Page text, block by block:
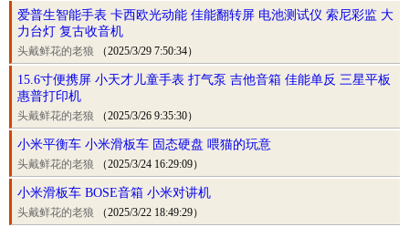
爱普生智能手表 卡西欧光动能 佳能翻转屏 电池测试仪 索尼彩监 大
力台灯 复古收音机
头戴鲜花的老狼 （2025/3/29 7:50:34）
15.6寸便携屏 小天才儿童手表 打气泵 吉他音箱 佳能单反 三星平板
惠普打印机
头戴鲜花的老狼 （2025/3/26 9:35:30）
小米平衡车 小米滑板车 固态硬盘 喂猫的玩意
头戴鲜花的老狼 （2025/3/24 16:29:09）
小米滑板车 BOSE音箱 小米对讲机
头戴鲜花的老狼 （2025/3/22 18:49:29）